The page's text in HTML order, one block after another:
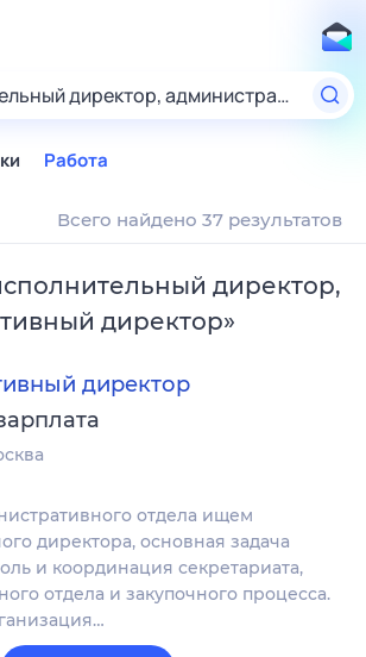
директор, административный
Работа
Всего найдено 37 результатов
директор,
директор»
директор
отдела ищем
директора, основная задача
и координация секретариата,
отдела и закупочного процесса.